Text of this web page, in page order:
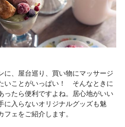
に、屋台巡り、買い物にマッサージ
いことがいっぱい！ そんなときに
ったら便利ですよね。居心地がいい
に入らないオリジナルグッズも魅
ェをご紹介します。